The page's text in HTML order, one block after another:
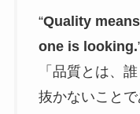
“Quality
one is looking.
「品質とは、
抜かないことで